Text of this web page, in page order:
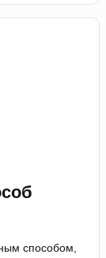
способом,